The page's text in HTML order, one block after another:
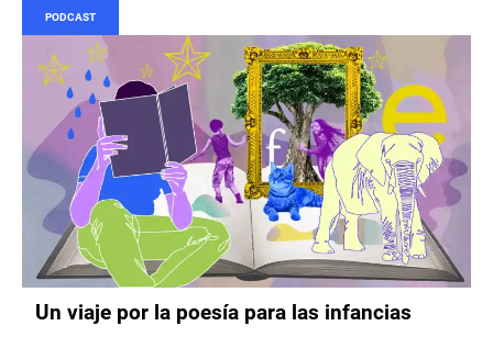
PODCAST
Un viaje por la poesía para las infancias